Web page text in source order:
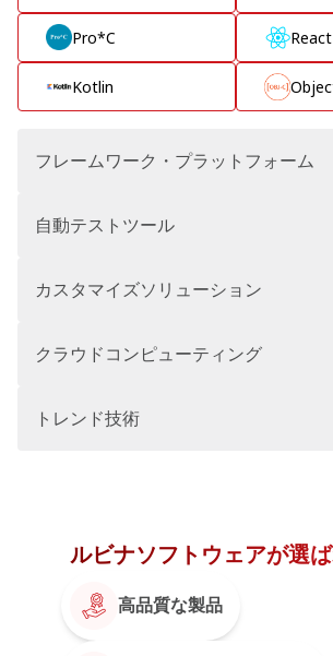
Pro*C
Kotlin
フレームワーク・プラットフォーム
自動テストツール
カスタマイズソリューション
クラウドコンピューティング
トレンド技術
ルビナソフトウェアが選
高品質な製品